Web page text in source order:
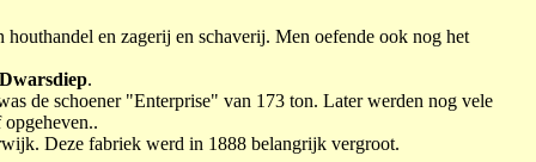
en zagerij en schaverij. Men oefende ook nog het
.
de schoener "Enterprise" van 173 ton. Later werden nog vele
Deze fabriek werd in 1888 belangrijk vergroot.